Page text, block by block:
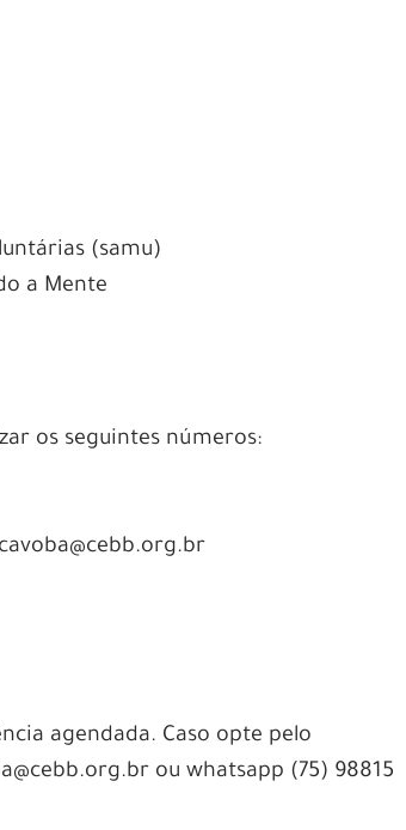
(samu)
a Mente
os seguintes números:
agendada. Caso opte pelo
ou whatsapp (75) 98815